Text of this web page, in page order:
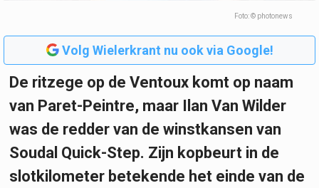
Foto: © photonews
Volg Wielerkrant nu ook via Google!
De ritzege op de Ventoux komt op naam
van Paret-Peintre, maar Ilan Van Wilder
was de redder van de winstkansen van
Soudal Quick-Step. Zijn kopbeurt in de
slotkilometer betekende het einde van de